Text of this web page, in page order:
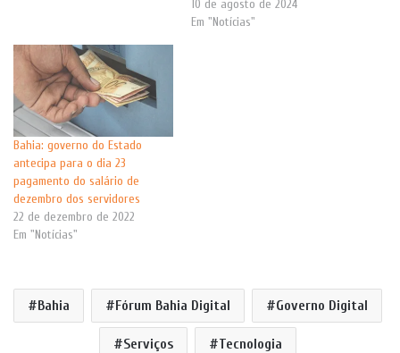
10 de agosto de 2024
Em "Notícias"
Bahia: governo do Estado
antecipa para o dia 23
pagamento do salário de
dezembro dos servidores
22 de dezembro de 2022
Em "Notícias"
Bahia Fórum Bahia Digital Governo Digital
Serviços Tecnologia